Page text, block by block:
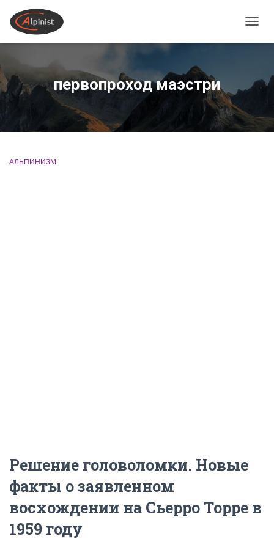
первопроход маэстри
АЛЬПИНИЗМ
Решение головоломки. Новые
факты о заявленном
восхождении на Сьерро Торре в
1959 году